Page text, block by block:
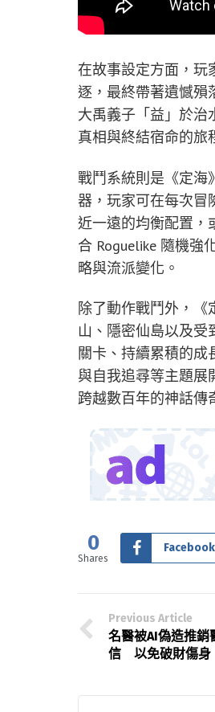
在故事設定方面，玩
逐，最終帶著遺憾殞
大禹義子「益」於治
真相與終結宿命的旅
戰鬥系統則是《定海
器，玩家可在每次冒
近一遠的均衡配置，
合 Roguelike 隨機強
略與流派變化。
除了動作戰鬥外，
山、隱密仙島以及受
關卡、持續累積的成
與自我追尋等主題展
跨越數百年的神話傳
0
Shares
Facebook
Previous Article
名醫被AI偽造推銷
信 以免破財傷身